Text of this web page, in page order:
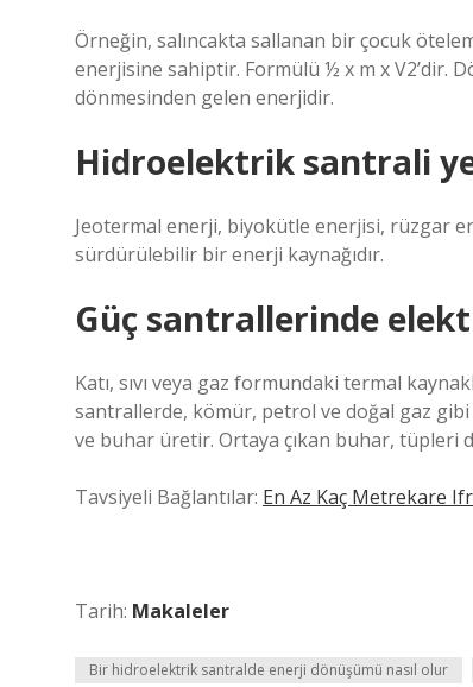
Örneğin, salıncakta sallanan bir çocuk
enerjisine sahiptir. Formülü ½ x m x V2’dir.
dönmesinden gelen enerjidir.
Hidroelektrik santrali
Jeotermal enerji, biyokütle enerjisi, rüzgar
sürdürülebilir bir enerji kaynağıdır.
Güç santrallerinde
Katı, sıvı veya gaz formundaki termal
santrallerde, kömür, petrol ve doğal gaz
ve buhar üretir. Ortaya çıkan buhar, tüpleri
Tavsiyeli Bağlantılar: En Az Kaç Metrekare
Tarih: Makaleler
Bir hidroelektrik santralde enerji dönüşümü nasıl olur